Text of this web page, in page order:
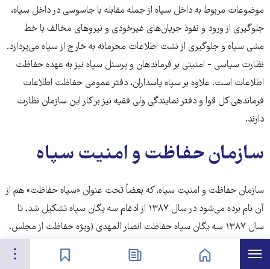
فهرست نشان‌گذاشته‌ها
موضوعات مربوط به داخل سپاه از جمله مقابله با جاسوسی در داخل سپاه،
جلوگیری از ورود و نفوذ جریان‌های غیرخودی و نیروهای مخالف با خط
مشی سپاه و جلوگیری از نشت اطلاعات محرمانه به خارج از سپاه می‌پردازد.
نظارت سیاسی - امنیتی بر فرماندهان و پرسنل سپاه نیز به عهده حفاظت
اطلاعات است. علاوه بر سپاه پاسداران، دفتر عمومی حفاظت اطلاعات
فرماندهی کل قوا و دفتر نمایندگی ولی فقیه نیز بر کار این سازمان نظارت
دارند.
سازمان حفاظت و امنیت سپاه
سازمان حفاظت و امنیت سپاه، که بعضاً تحت عنوان «سپاه حفاظت» هم از
آن نام برده می‌شود در سال ۱۳۸۷ از ادغام سه یگان سپاه تشکیل شد. تا
سال ۱۳۸۷ سه یگان سپاه حفاظت انصار المهدی (ویژه حفاظت از مجلس،
شورای نگهبان، نهاد ریاست جمهوری، کابینه، مجمع تشخیص مصلحت،
قوه قضائیه، رئیس جمهور، وزیران ارشد وقت و سابق، فرماندهان ارشد